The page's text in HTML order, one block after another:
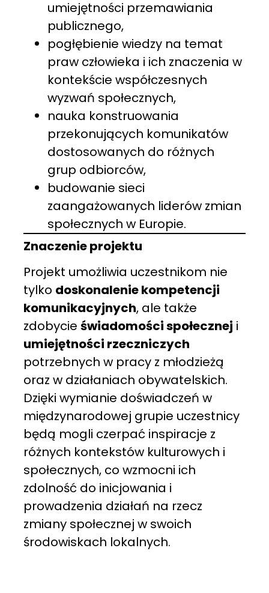
umiejętności przemawiania
publicznego,
pogłębienie wiedzy na temat
praw człowieka i ich znaczenia w
kontekście współczesnych
wyzwań społecznych,
nauka konstruowania
przekonujących komunikatów
dostosowanych do różnych
grup odbiorców,
budowanie sieci
zaangażowanych liderów zmian
społecznych w Europie.
Znaczenie projektu
Projekt umożliwia uczestnikom nie
tylko doskonalenie kompetencji
komunikacyjnych, ale także
zdobycie świadomości społecznej i
umiejętności rzeczniczych
potrzebnych w pracy z młodzieżą
oraz w działaniach obywatelskich.
Dzięki wymianie doświadczeń w
międzynarodowej grupie uczestnicy
będą mogli czerpać inspiracje z
różnych kontekstów kulturowych i
społecznych, co wzmocni ich
zdolność do inicjowania i
prowadzenia działań na rzecz
zmiany społecznej w swoich
środowiskach lokalnych.